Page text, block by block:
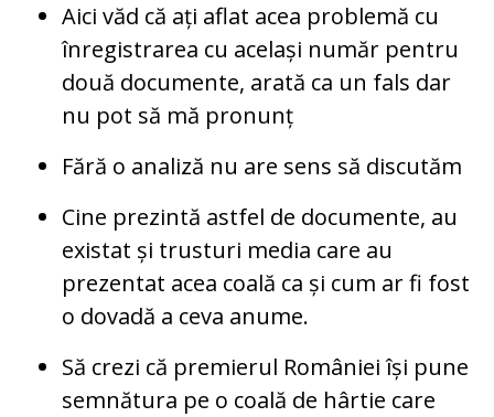
Aici văd că ați aflat acea problemă cu
înregistrarea cu același număr pentru
două documente, arată ca un fals dar
nu pot să mă pronunț
Fără o analiză nu are sens să discutăm
Cine prezintă astfel de documente, au
existat și trusturi media care au
prezentat acea coală ca și cum ar fi fost
o dovadă a ceva anume.
Să crezi că premierul României își pune
semnătura pe o coală de hârtie care